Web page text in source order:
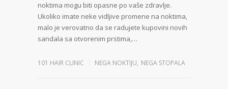
noktima mogu biti opasne po vaše zdravlje.
Ukoliko imate neke vidljive promene na noktima,
malo je verovatno da se radujete kupovini novih
sandala sa otvorenim prstima,…
101 HAIR CLINIC NEGA NOKTIJU, NEGA STOPALA